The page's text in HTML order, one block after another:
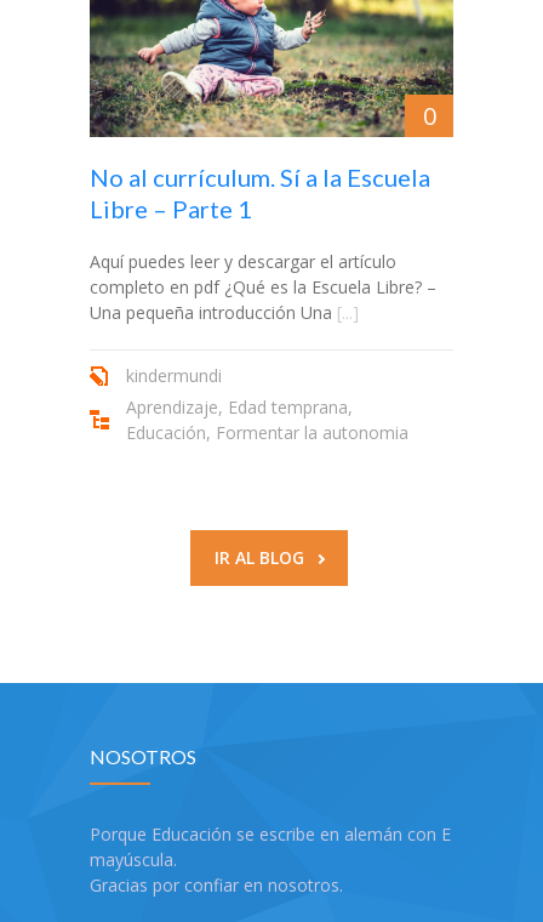
0
No al currículum. Sí a la Escuela
Libre – Parte 1
Aquí puedes leer y descargar el artículo
completo en pdf ¿Qué es la Escuela Libre? –
Una pequeña introducción Una [...]
kindermundi
Aprendizaje, Edad temprana,
Educación, Formentar la autonomia
IR AL BLOG
NOSOTROS
Porque Educación se escribe en alemán con E
mayúscula.
Gracias por confiar en nosotros.